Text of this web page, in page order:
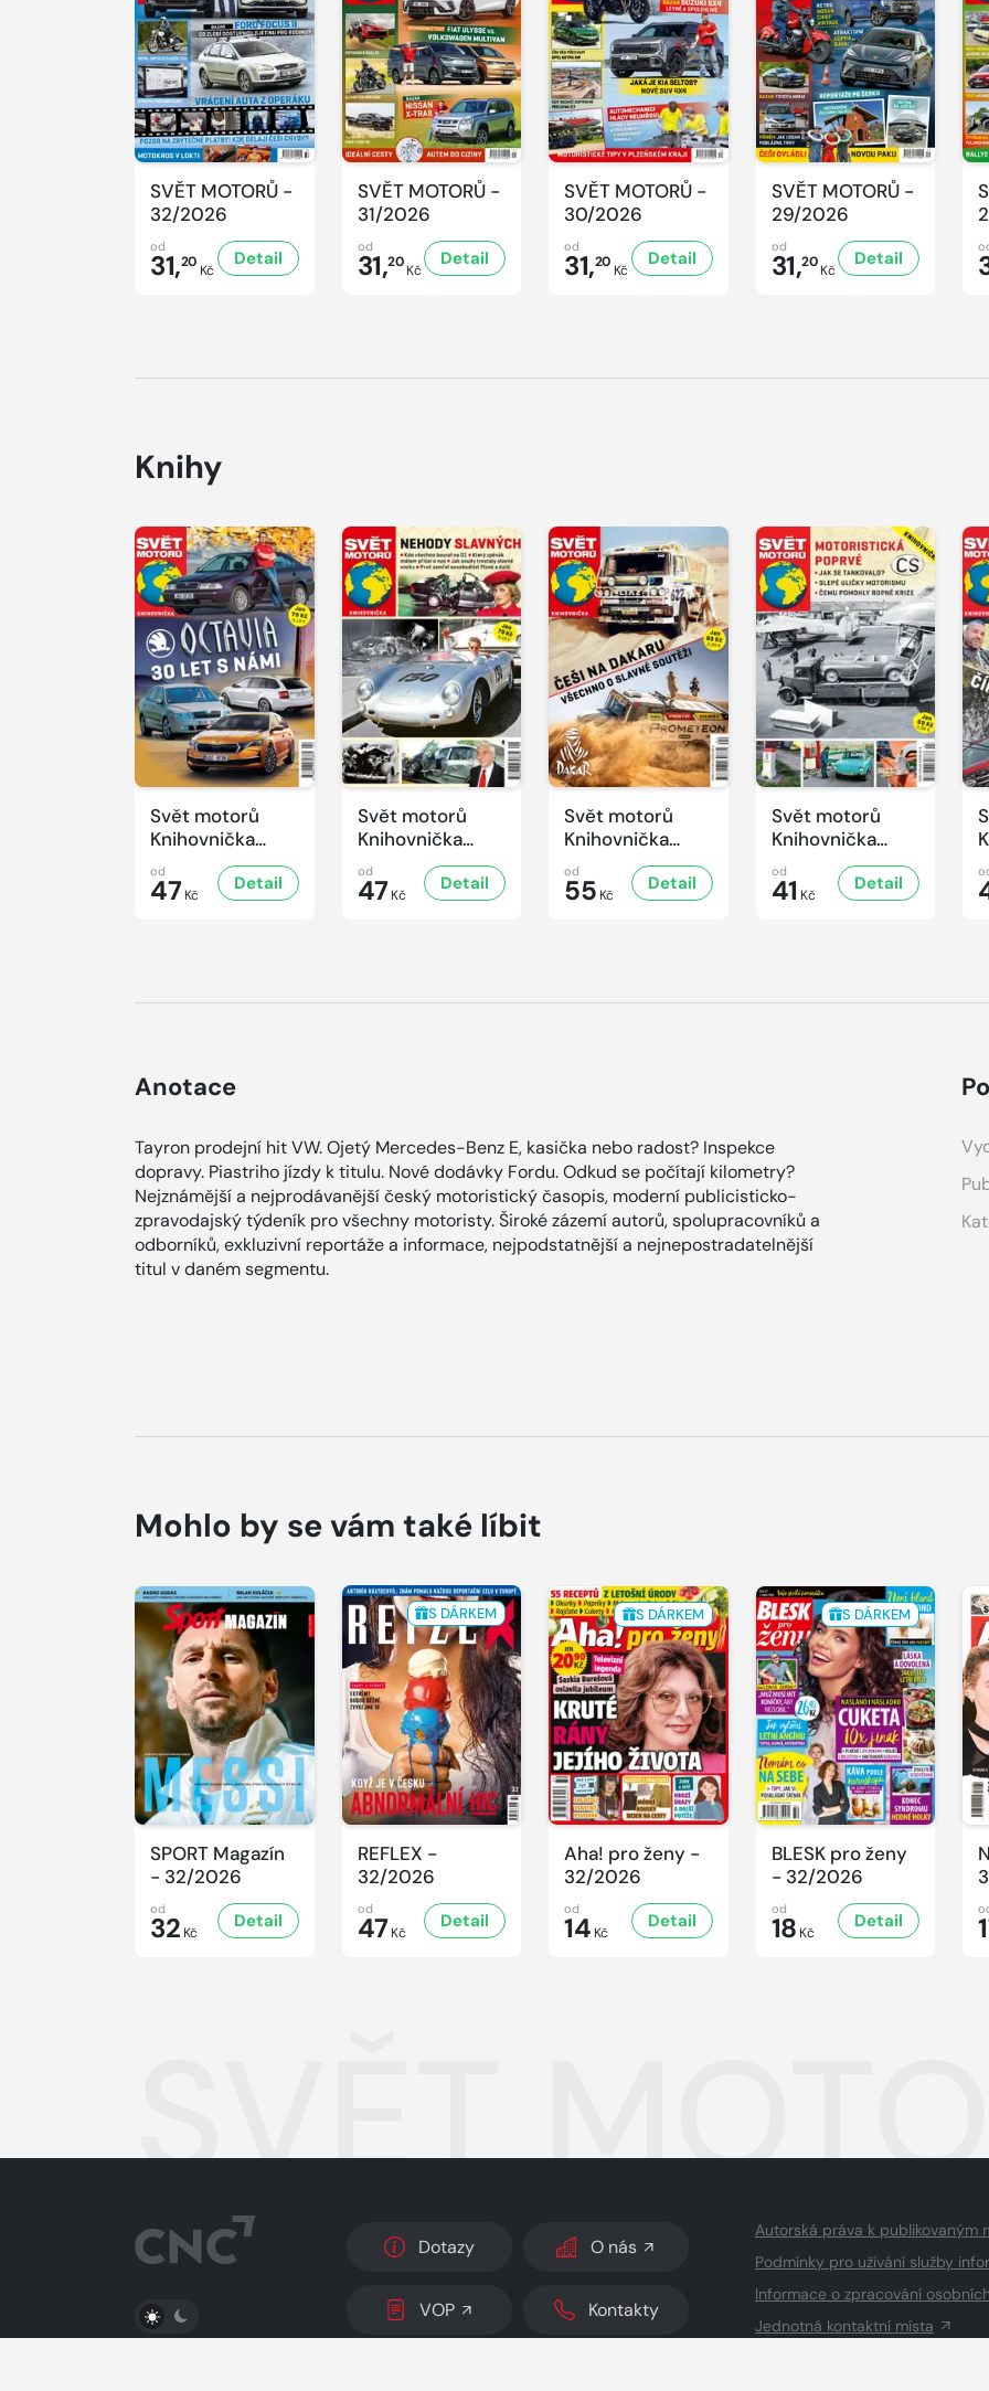
SVĚT MOTORŮ -
32/2026
od
31,20 Kč
Detail
SVĚT MOTORŮ -
31/2026
od
31,20Kč
Detail
SVĚT MOTORŮ -
30/2026
od
31,20 Kč
Detail
SVĚT MOTORŮ -
29/2026
od
31,20Kč
Detail
Knihy
Svět motorů
Knihovnička
2/2026
od
47 Kč
Detail
Svět motorů
Knihovnička
1/2026
od
47 Kč
Detail
Svět motorů
Knihovnička
4/2025
od
55 Kč
Detail
Svět motorů
Knihovnička
3/2025
od
41 Kč
Detail
Anotace
Tayron prodejní hit VW. Ojetý Mercedes-Benz E, kasička nebo radost? Inspekce
dopravy. Piastriho jízdy k titulu. Nové dodávky Fordu. Odkud se počítají kilometry?
Nejznámější a nejprodávanější český motoristický časopis, moderní publicisticko-
zpravodajský týdeník pro všechny motoristy. Široké zázemí autorů, spolupracovníků a
odborníků, exkluzivní reportáže a informace, nejpodstatnější a nejnepostradatelnější
titul v daném segmentu.
Mohlo by se vám také líbit
SPORT Magazín
- 32/2026
od
32 Kč
Detail
S DÁRKEM
REFLEX -
32/2026
od
47 Kč
Detail
S DÁRKEM
Aha! pro ženy -
32/2026
od
14 Kč
Detail
S DÁRKEM
BLESK pro ženy
- 32/2026
od
18 Kč
Detail
SVĚT
PŘEPNOUT SVĚTLÝ/TMAVÝ REŽIM
Dotazy O nás
VOP Kontakty
Autorská práva k publikovaným
Podmínky pro užívání služby
Informace o zpracování
Jednotná kontaktní místa